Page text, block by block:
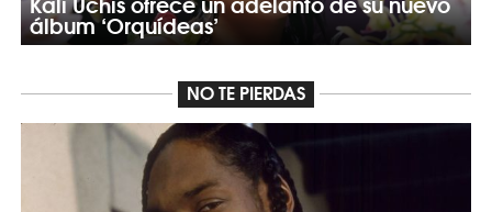
álbum ‘Orquídeas’
NO TE PIERDAS